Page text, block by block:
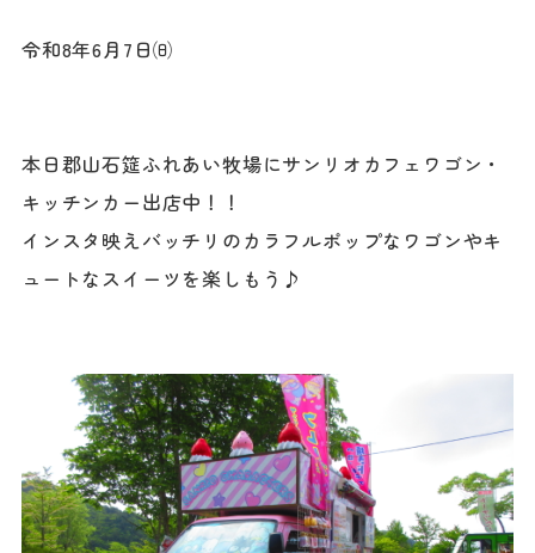
令和8年6月7日㈰
本日郡山石筵ふれあい牧場にサンリオカフェワゴン・
キッチンカー出店中！！
インスタ映えバッチリのカラフルポップなワゴンやキ
ュートなスイーツを楽しもう♪